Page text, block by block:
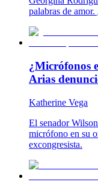
palabras de
¿Micrófonos
Arias
Katherine Vega
El senador
micrófono en su
excongresista.